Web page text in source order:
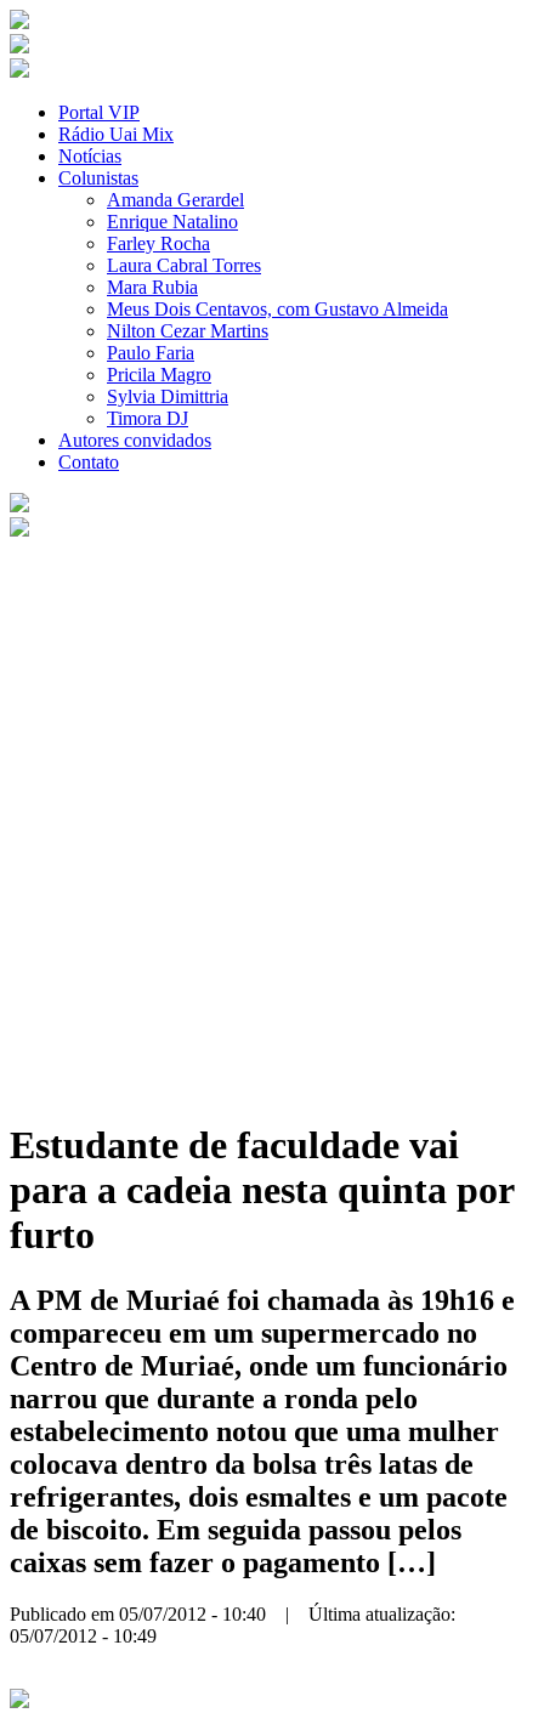
Portal VIP
Rádio Uai Mix
Notícias
Colunistas
Amanda Gerardel
Enrique Natalino
Farley Rocha
Laura Cabral Torres
Mara Rubia
Meus Dois Centavos, com Gustavo Almeida
Nilton Cezar Martins
Paulo Faria
Pricila Magro
Sylvia Dimittria
Timora DJ
Autores convidados
Contato
Estudante de faculdade vai
para a cadeia nesta quinta por
furto
A PM de Muriaé foi chamada às 19h16 e
compareceu em um supermercado no
Centro de Muriaé, onde um funcionário
narrou que durante a ronda pelo
estabelecimento notou que uma mulher
colocava dentro da bolsa três latas de
refrigerantes, dois esmaltes e um pacote
de biscoito. Em seguida passou pelos
caixas sem fazer o pagamento […]
Publicado em 05/07/2012 - 10:40 | Última atualização:
05/07/2012 - 10:49